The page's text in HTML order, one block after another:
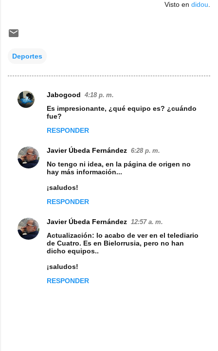
Visto en didou
Deportes
C
n
o
s
Jabogood 4:18 p. m.
Es impresionante, ¿qué equipo es? ¿cuándo
fue?
RESPONDER
Javier Úbeda Fernández 6:28 p. m.
No tengo ni idea, en la página de origen no
hay más información...
¡saludos!
RESPONDER
Javier Úbeda Fernández 12:57 a. m.
Actualización: lo acabo de ver en el telediario
de Cuatro. Es en Bielorrusia, pero no han
dicho equipos..
¡saludos!
RESPONDER